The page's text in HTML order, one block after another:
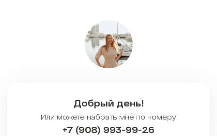
Добрый день!
Или можете набрать мне по номеру
+7 (908) 993-99-26